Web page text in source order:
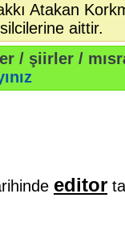
Atakan
aittir.
/ şiirler /
editor